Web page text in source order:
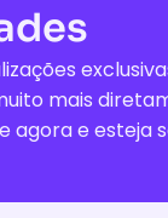
mais
agora e esteja